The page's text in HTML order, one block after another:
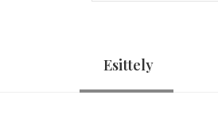
Esittely